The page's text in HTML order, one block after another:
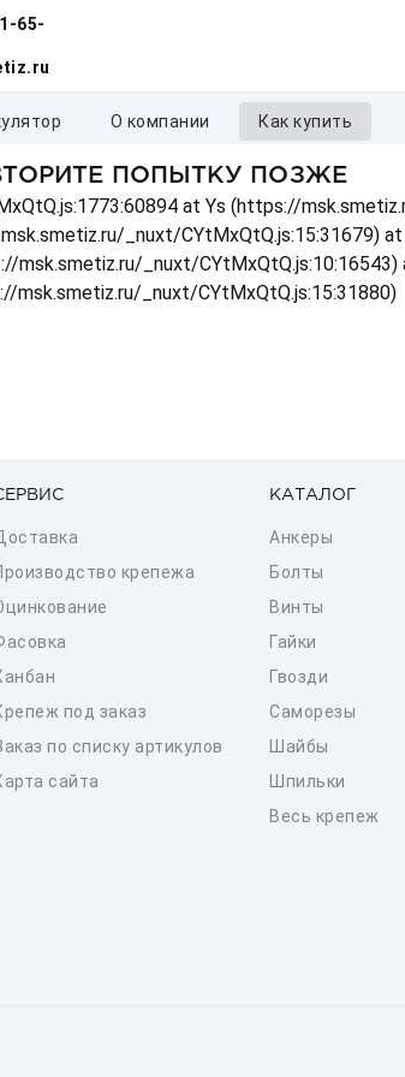
65-
о компании как купить
ПОПЫТКУ ПОЗЖЕ
at Ys (https://
_nuxt/CYtMxQtQ.js:15:31679)
_nuxt/
msk.smetiz.ru/_nuxt/CYtMxQtQ.js:15:31880)
крепежа
под заказ
по списку артикулов
сайта
КАТАЛОГ
Анкеры
Болты
Винты
Гайки
Гвозди
Саморезы
Шайбы
Шпильки
Весь крепеж